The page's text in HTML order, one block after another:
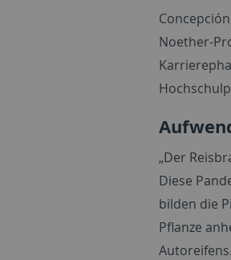
Noether-
„Der
Diese
bilden die
Pflanze